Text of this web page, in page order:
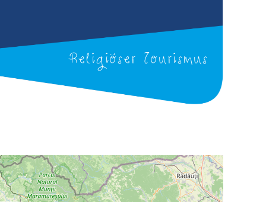
Religiöser Tourismus